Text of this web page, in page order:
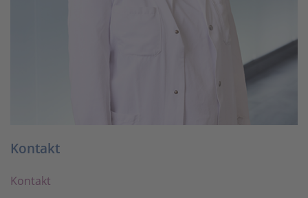
Kontakt
Kontakt